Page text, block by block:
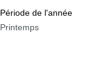
Période de l'année
Printemps